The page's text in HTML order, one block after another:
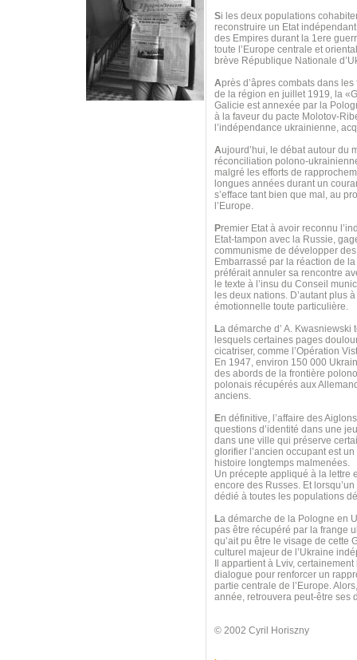
Si les deux populations
reconstruire un Etat
des Empires durant la 1ere
toute l’Europe centrale et
brève République Nationale
Après d’âpres combats dans
de la région en juillet 1919, la
Galicie est annexée par la
à la faveur du pacte Molotov-
l’indépendance ukrainienne,
Aujourd’hui, le débat autour du
réconciliation polono-
malgré les efforts de
longues années durant un
s’efface tant bien que mal, au
l’Europe.
Premier Etat à avoir reconnu
Etat-tampon avec la Russie,
communisme de développer
Embarrassé par la réaction de
préférait annuler sa rencontre
le texte à l’insu du Conseil
les deux nations. D’autant plus
émotionnelle toute particulière.
La démarche d’ A.
lesquels certaines pages
cicatriser, comme l’Opération
En 1947, environ 150 000
des abords de la frontière
polonais récupérés aux
anciens.
En définitive, l’affaire des
questions d’identité dans une
dans une ville qui préserve
glorifier l’ancien occupant est
histoire longtemps malmenées.
Un précepte appliqué à la lettre
encore des Russes. Et
dédié à toutes les populations
La démarche de la Pologne en
pas être récupéré par la frange
qu’ait pu être le visage de cette
culturel majeur de l’Ukraine
Il appartient à Lviv,
dialogue pour renforcer un
partie centrale de l’Europe.
année, retrouvera peut-être ses
© 2002 Cyril Horiszny